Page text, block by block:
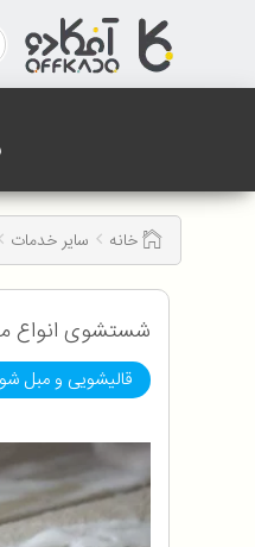
خانه سایر خدمات
شستشوی انواع موکت و
قالیشویی و مبل